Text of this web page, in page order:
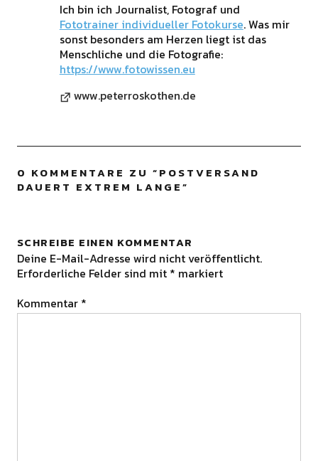
Ich bin ich Journalist, Fotograf und
Fototrainer individueller Fotokurse. Was mir
sonst besonders am Herzen liegt ist das
Menschliche und die Fotografie:
https://www.fotowissen.eu
www.peterroskothen.de
0 KOMMENTARE ZU “POSTVERSAND
DAUERT EXTREM LANGE”
SCHREIBE EINEN KOMMENTAR
Deine E-Mail-Adresse wird nicht veröffentlicht.
Erforderliche Felder sind mit * markiert
Kommentar *